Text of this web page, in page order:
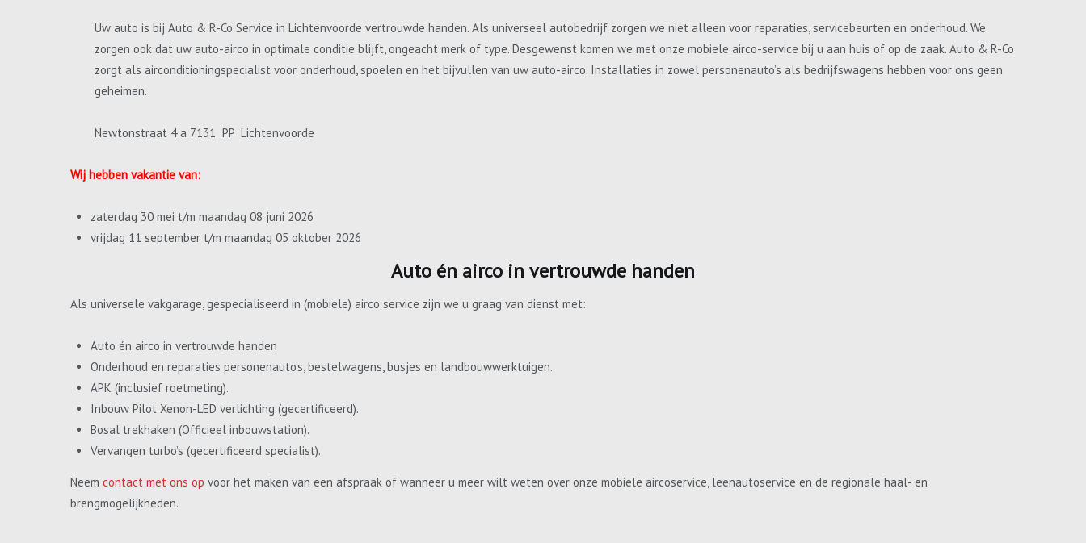
Uw auto is bij Auto & R-Co Service in Lichtenvoorde vertrouwde handen. Als universeel autobedrijf zorgen we niet alleen voor reparaties, servicebeurten en onderhoud. We
zorgen ook dat uw auto-airco in optimale conditie blijft, ongeacht merk of type. Desgewenst komen we met onze mobiele airco-service bij u aan huis of op de zaak. Auto & R-Co
zorgt als airconditioningspecialist voor onderhoud, spoelen en het bijvullen van uw auto-airco. Installaties in zowel personenauto’s als bedrijfswagens hebben voor ons geen
geheimen.
Newtonstraat 4 a 7131 PP Lichtenvoorde
Wij hebben vakantie van:
zaterdag 30 mei t/m maandag 08 juni 2026
vrijdag 11 september t/m maandag 05 oktober 2026
Auto én airco in vertrouwde handen
Als universele vakgarage, gespecialiseerd in (mobiele) airco service zijn we u graag van dienst met:
Auto én airco in vertrouwde handen
Onderhoud en reparaties personenauto’s, bestelwagens, busjes en landbouwwerktuigen.
APK (inclusief roetmeting).
Inbouw Pilot Xenon-LED verlichting (gecertificeerd).
Bosal trekhaken (Officieel inbouwstation).
Vervangen turbo’s (gecertificeerd specialist).
Neem contact met ons op voor het maken van een afspraak of wanneer u meer wilt weten over onze mobiele aircoservice, leenautoservice en de regionale haal- en
brengmogelijkheden.